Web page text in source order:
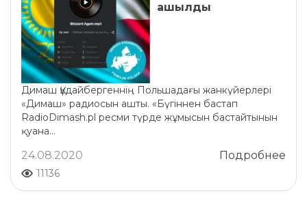
ашылды
Димаш Құдайбергеннің Польшадағы жанкүйерлері
«Димаш» радиосын ашты. «Бүгіннен бастап
RadioDimash.pl ресми түрде жұмысын бастайтынын
қуана...
Подробнее
24.08.2020
11136